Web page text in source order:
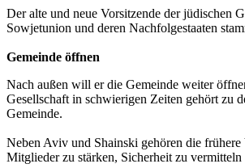
Der alte und neue Vorsitzende der jüdischen
Sowjetunion und deren Nachfolgestaaten
Gemeinde öffnen
Nach außen will er die Gemeinde weiter
Gesellschaft in schwierigen Zeiten gehört zu
Gemeinde.
Neben Aviv und Shainski gehören die
Mitglieder zu stärken, Sicherheit zu